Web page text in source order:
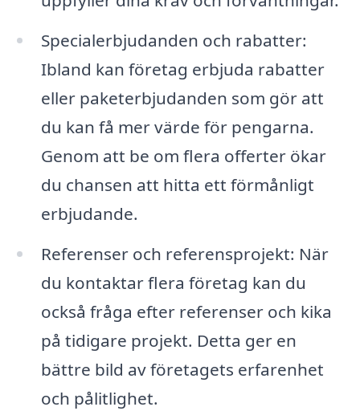
Specialerbjudanden och rabatter:
Ibland kan företag erbjuda rabatter
eller paketerbjudanden som gör att
du kan få mer värde för pengarna.
Genom att be om flera offerter ökar
du chansen att hitta ett förmånligt
erbjudande.
Referenser och referensprojekt: När
du kontaktar flera företag kan du
också fråga efter referenser och kika
på tidigare projekt. Detta ger en
bättre bild av företagets erfarenhet
och pålitlighet.